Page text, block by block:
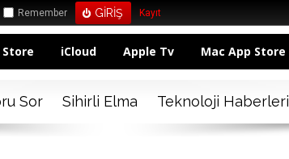
Remember Kayıt
iCloud Apple Tv Mac App Store
Sor Sihirli Elma Teknoloji Haberleri